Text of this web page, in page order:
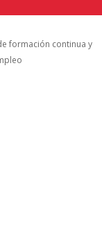
formación continua y